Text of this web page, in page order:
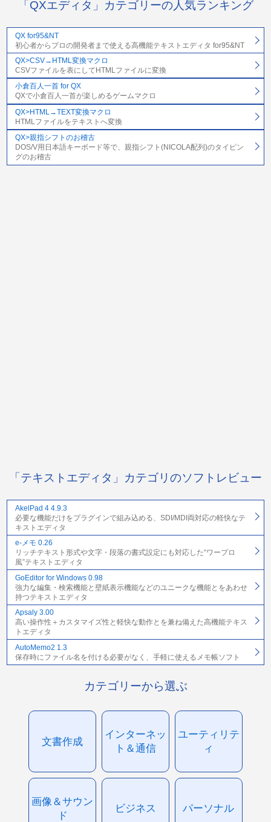
「QXエディタ」カテゴリーの人気ランキング
QX for95&NT
初心者からプロの開発者まで使える高機能テキストエディタ for95&NT
QX>CSV→HTML変換マクロ
CSVファイルを表にしてHTMLファイルに変換
小倉百人一首 for QX
QXで小倉百人一首が楽しめるゲームマクロ
QX>HTML→TEXT変換マクロ
HTMLファイルをテキストへ変換
QX>親指シフトのお稽古
DOS/V用日本語キーボード等で、親指シフト(NICOLA配列)のタイピン
グのお稽古
「テキストエディタ」カテゴリのソフトレビュー
AkelPad 4 4.9.3
必要な機能だけをプラグインで組み込める、SDI/MDI両対応の軽快なテ
キストエディタ
e-メモ 0.26
リッチテキスト形式や文字・段落の書式設定にも対応した“ワープロ
風”テキストエディタ
GoEditor for Windows 0.98
強力な編集・検索機能と壁紙表示機能などのユニークな機能とをあわせ
持つテキストエディタ
Apsaly 3.00
高い操作性＋カスタマイズ性と軽快な動作とを兼ね備えた高機能テキス
トエディタ
AutoMemo2 1.3
保存時にファイル名を付ける必要がなく、手軽に使えるメモ帳ソフト
カテゴリーから選ぶ
文書作成
インターネッ
ト＆通信
ユーティリテ
ィ
画像＆サウン
ド
ビジネス パーソナル